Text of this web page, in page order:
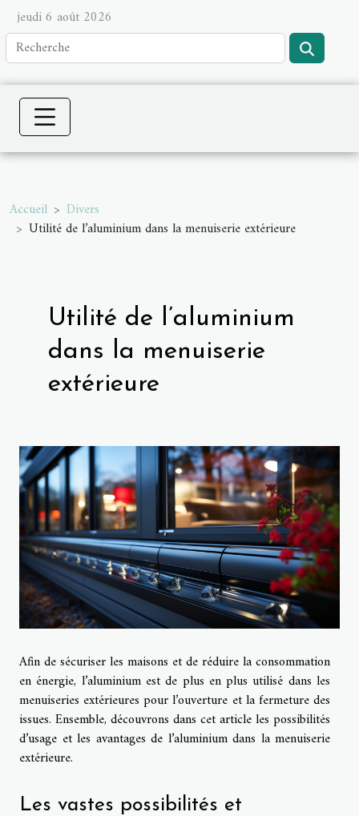
jeudi 6 août 2026
Accueil
Divers
Utilité de l’aluminium dans la menuiserie extérieure
Utilité de l’aluminium
dans la menuiserie
extérieure
Afin de sécuriser les maisons et de réduire la consommation
en énergie, l’aluminium est de plus en plus utilisé dans les
menuiseries extérieures pour l’ouverture et la fermeture des
issues. Ensemble, découvrons dans cet article les possibilités
d’usage et les avantages de l’aluminium dans la menuiserie
extérieure.
Les vastes possibilités et